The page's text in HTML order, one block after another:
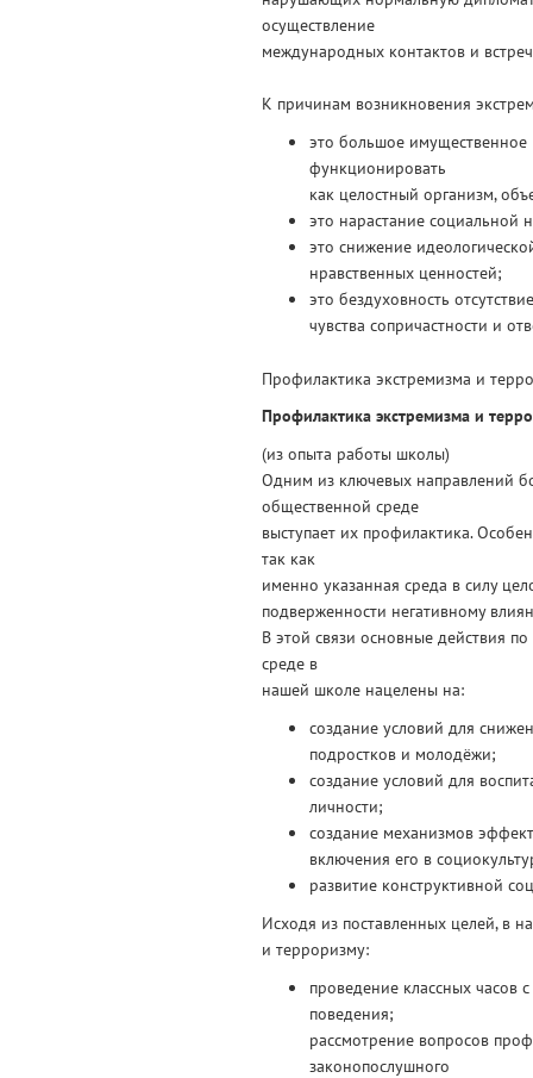
осуществление
международных контактов и
К причинам возникновения
это большое имущественное
функционировать
как целостный организм,
это нарастание социальной
это снижение
нравственных ценностей;
это бездуховность
чувства сопричастности и
Профилактика экстремизма и
Профилактика экстремизма и
(из опыта работы школы)
Одним из ключевых направлений
общественной среде
выступает их профилактика.
так как
именно указанная среда в силу
подверженности негативному
В этой связи основные действия
среде в
нашей школе нацелены на:
создание условий для
подростков и молодёжи;
создание условий для
личности;
создание механизмов
включения его в
развитие конструктивной
Исходя из поставленных целей, в
и терроризму:
проведение классных часов
поведения;
рассмотрение вопросов
законопослушного